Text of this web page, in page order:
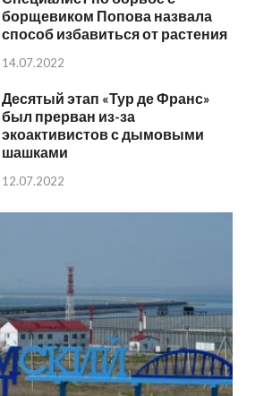
борщевиком Попова назвала
способ избавиться от растения
14.07.2022
Десятый этап «Тур де Франс»
был прерван из-за
экоактивистов с дымовыми
шашками
12.07.2022